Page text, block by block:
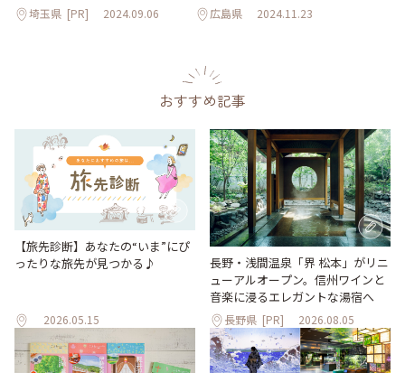
埼玉県 [PR] 2024.09.06 広島県 2024.11.23
おすすめ記事
【旅先診断】あなたの“いま”にぴ
ったりな旅先が見つかる♪
2026.05.15
長野・浅間温泉「界 松本」がリニ
ューアルオープン。信州ワインと
音楽に浸るエレガントな湯宿へ
長野県 [PR] 2026.08.05